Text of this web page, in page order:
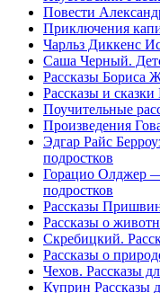
Повести
Приключения
Чарльз Диккенс
Саша Черный.
Рассказы Бориса
Рассказы и
Поучительные
Произведения
Эдгар Райс
подростков
Горацио Олджер ―
подростков
Рассказы
Рассказы о
Скребицкий.
Рассказы о
Чехов. Рассказы
Куприн Рассказы